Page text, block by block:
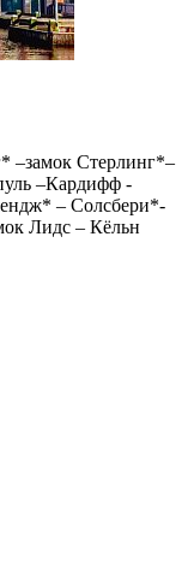
–замок Стерлинг*–
–Кардифф -
– Солсбери*-
Лидс – Кёльн